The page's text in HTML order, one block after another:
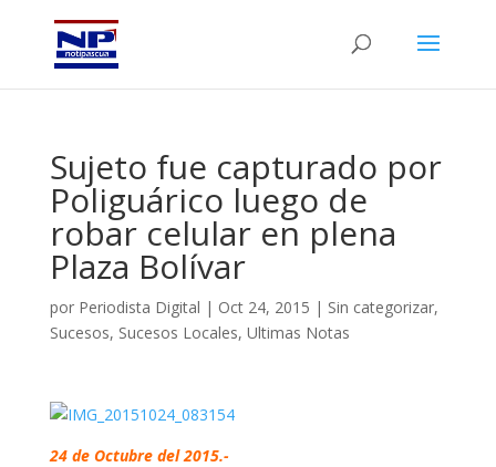
Sujeto fue capturado por
Poliguárico luego de
robar celular en plena
Plaza Bolívar
por Periodista Digital | Oct 24, 2015 | Sin categorizar,
Sucesos, Sucesos Locales, Ultimas Notas
24 de Octubre del 2015.-